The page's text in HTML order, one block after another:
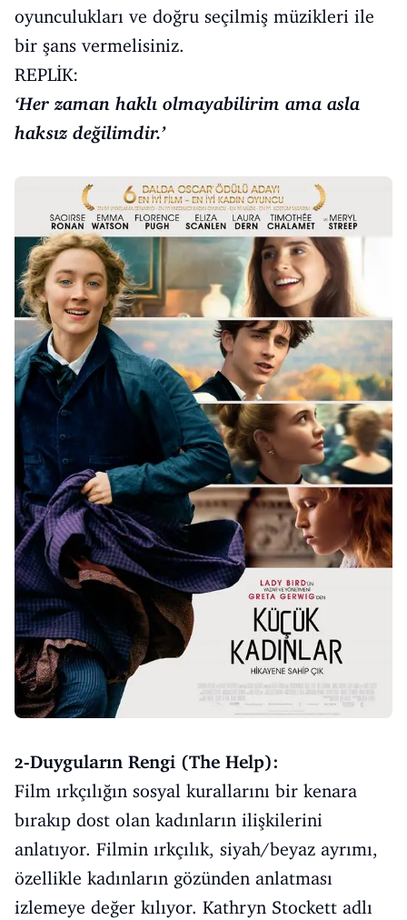
oyunculukları ve doğru seçilmiş müzikleri ile
bir şans vermelisiniz.
REPLİK:
‘Her zaman haklı olmayabilirim ama asla
haksız değilimdir.’
2-Duyguların Rengi (The Help):
Film ırkçılığın sosyal kurallarını bir kenara
bırakıp dost olan kadınların ilişkilerini
anlatıyor. Filmin ırkçılık, siyah/beyaz ayrımı,
özellikle kadınların gözünden anlatması
izlemeye değer kılıyor. Kathryn Stockett adlı